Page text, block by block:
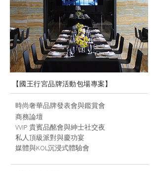
【國王行宮品牌活動包場專案】
時尚奢華品牌發表會與鑑賞會
商務論壇
VVIP 貴賓品酩會與紳士社交夜
私人頂級派對與慶功宴
媒體與KOL沉浸式體驗會